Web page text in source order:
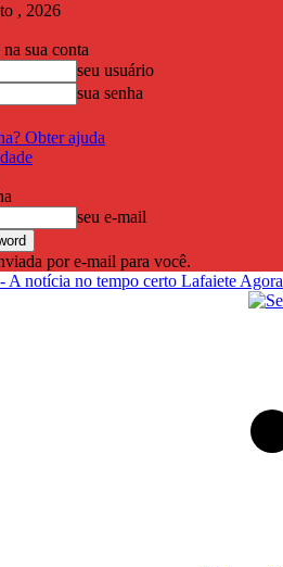
, 2026
sua conta
seu usuário
sua senha
Obter ajuda
seu e-mail
por e-mail para você.
Lafaiete Agora